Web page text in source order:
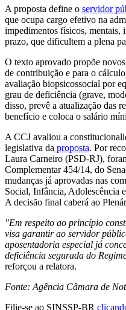
A proposta define o servidor
que ocupa cargo efetivo na
impedimentos físicos, mentais,
prazo, que dificultem a plena
O texto aprovado propõe
de contribuição e para o
avaliação biopsicossocial por
grau de deficiência (grave,
disso, prevê a atualização das
benefício e coloca o salário
A CCJ avaliou a
legislativa da proposta. Por
Laura Carneiro (PSD-RJ),
Complementar 454/14, do
mudanças já aprovadas nas
Social, Infância, Adolescência
A decisão final caberá ao
"Em respeito ao princípio
visa garantir ao servidor
aposentadoria especial já
deficiência segurada do
reforçou a relatora.
Fonte: Agência Câmara de
Filie-se ao SINSSP-BR